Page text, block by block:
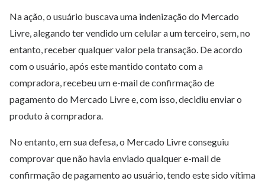
Na ação, o usuário buscava uma indenização do Mercado
Livre, alegando ter vendido um celular a um terceiro, sem, no
entanto, receber qualquer valor pela transação. De acordo
com o usuário, após este mantido contato com a
compradora, recebeu um e-mail de confirmação de
pagamento do Mercado Livre e, com isso, decidiu enviar o
produto à compradora.
No entanto, em sua defesa, o Mercado Livre conseguiu
comprovar que não havia enviado qualquer e-mail de
confirmação de pagamento ao usuário, tendo este sido vítima